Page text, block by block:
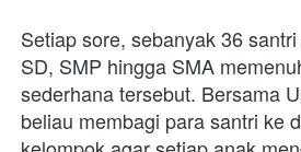
Setiap sore, sebanyak 36
SD, SMP hingga SMA
sederhana tersebut. Bersama
beliau membagi para santri ke